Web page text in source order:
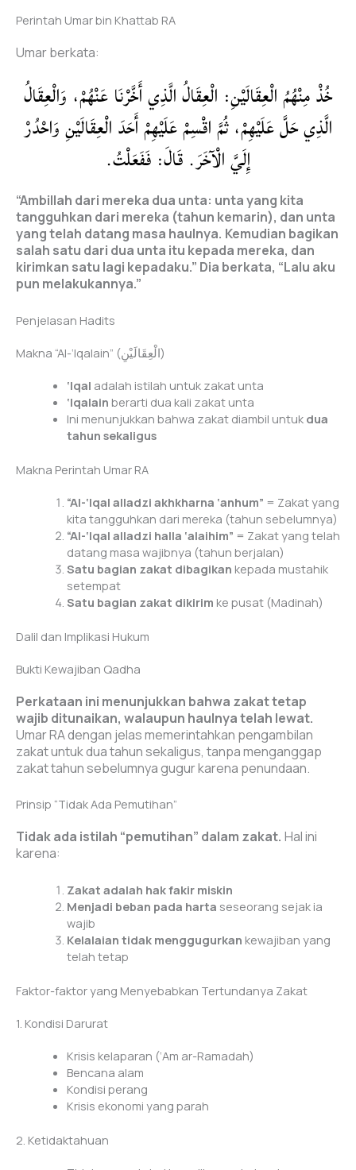
Perintah Umar bin Khattab RA
Umar berkata:
خُذْ مِنْهُمُ الْعِقَالَيْنِ: الْعِقَالُ الَّذِي أَخَّرْنَا عَنْهُمْ، وَالْعِقَالُ
الَّذِي حَلَّ عَلَيْهِمْ، ثُمَّ اقْسِمْ عَلَيْهِمْ أَحَدَ الْعِقَالَيْنِ وَاحْدُرْ
إِلَيَّ الْآخَرَ. قَالَ: فَفَعَلْتُ.
“Ambillah dari mereka dua unta: unta yang kita
tangguhkan dari mereka (tahun kemarin), dan unta
yang telah datang masa haulnya. Kemudian bagikan
salah satu dari dua unta itu kepada mereka, dan
kirimkan satu lagi kepadaku.” Dia berkata, “Lalu aku
pun melakukannya.”
Penjelasan Hadits
Makna “Al-‘Iqalain” (الْعِقَالَيْنِ)
‘Iqal adalah istilah untuk zakat unta
‘Iqalain berarti dua kali zakat unta
Ini menunjukkan bahwa zakat diambil untuk dua
tahun sekaligus
Makna Perintah Umar RA
“Al-‘Iqal alladzi akhkharna ‘anhum” = Zakat yang
kita tangguhkan dari mereka (tahun sebelumnya)
“Al-‘Iqal alladzi halla ‘alaihim” = Zakat yang telah
datang masa wajibnya (tahun berjalan)
Satu bagian zakat dibagikan kepada mustahik
setempat
Satu bagian zakat dikirim ke pusat (Madinah)
Dalil dan Implikasi Hukum
Bukti Kewajiban Qadha
Perkataan ini menunjukkan bahwa zakat tetap
wajib ditunaikan, walaupun haulnya telah lewat.
Umar RA dengan jelas memerintahkan pengambilan
zakat untuk dua tahun sekaligus, tanpa menganggap
zakat tahun sebelumnya gugur karena penundaan.
Prinsip “Tidak Ada Pemutihan”
Tidak ada istilah “pemutihan” dalam zakat. Hal ini
karena:
Zakat adalah hak fakir miskin
Menjadi beban pada harta seseorang sejak ia
wajib
Kelalaian tidak menggugurkan kewajiban yang
telah tetap
Faktor-faktor yang Menyebabkan Tertundanya Zakat
1. Kondisi Darurat
Krisis kelaparan (‘Am ar-Ramadah)
Bencana alam
Kondisi perang
Krisis ekonomi yang parah
2. Ketidaktahuan